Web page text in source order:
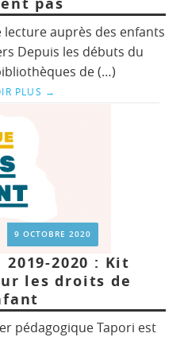
lecture auprès des enfants
Depuis les débuts du
de (…)
PLUS →
9 OCTOBRE 2020
2020 : Kit
les droits de
pédagogique Tapori est